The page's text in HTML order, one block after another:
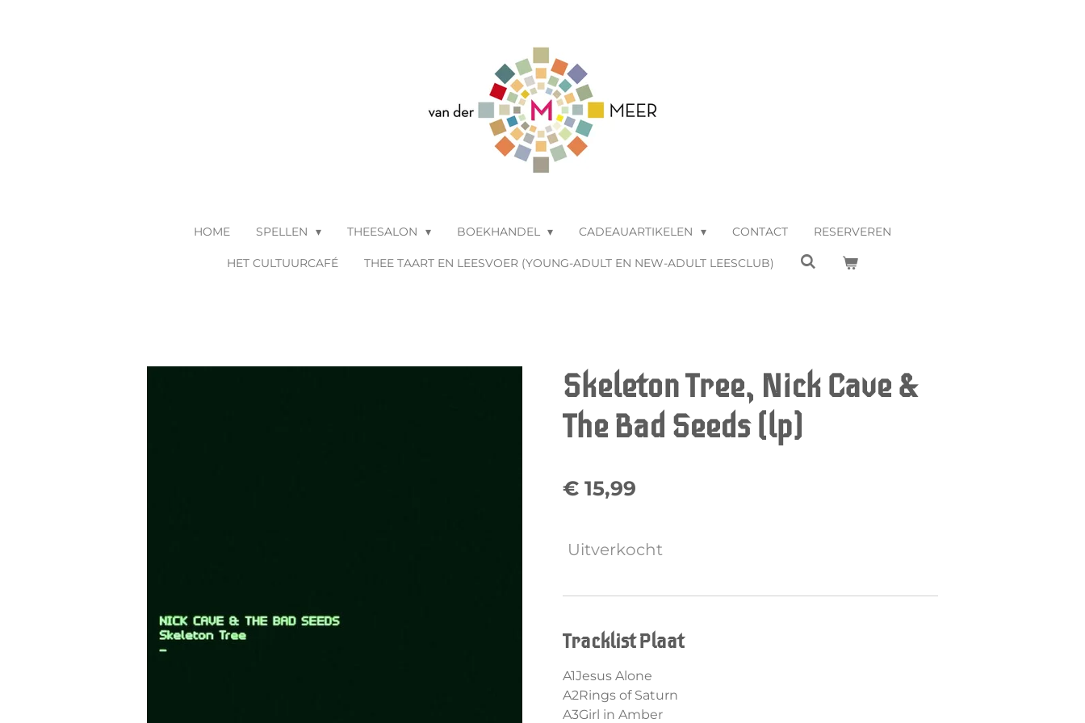
HOME SPELLEN THEESALON BOEKHANDEL CADEAUARTIKELEN CONTACT RESERVEREN
HET CULTUURCAFÉ THEE TAART EN LEESVOER (YOUNG-ADULT EN NEW-ADULT LEESCLUB)
Skeleton Tree, Nick Cave &
The Bad Seeds (lp)
€ 15,99
Uitverkocht
Tracklist Plaat
A1Jesus Alone
A2Rings of Saturn
A3Girl in Amber